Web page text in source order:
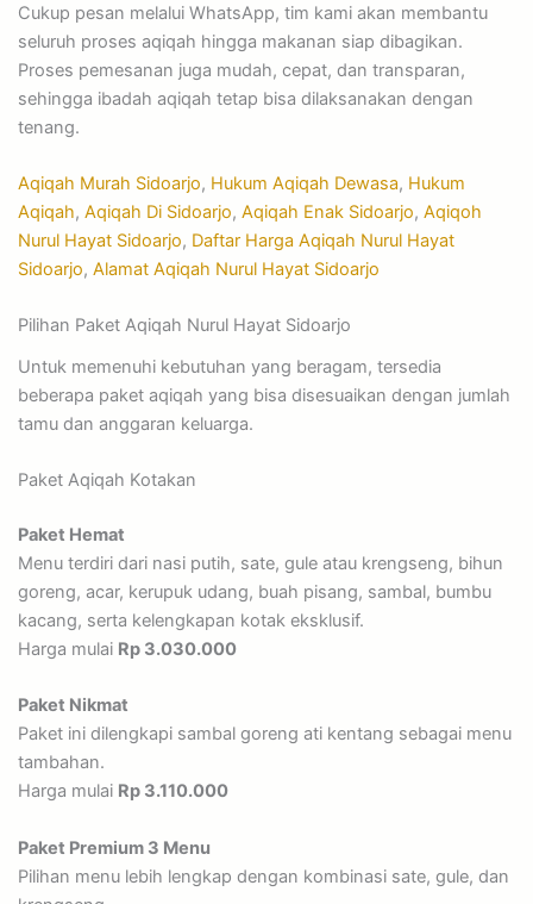
Cukup pesan melalui WhatsApp, tim kami akan membantu
seluruh proses aqiqah hingga makanan siap dibagikan.
Proses pemesanan juga mudah, cepat, dan transparan,
sehingga ibadah aqiqah tetap bisa dilaksanakan dengan
tenang.
Aqiqah Murah Sidoarjo, Hukum Aqiqah Dewasa, Hukum
Aqiqah, Aqiqah Di Sidoarjo, Aqiqah Enak Sidoarjo, Aqiqoh
Nurul Hayat Sidoarjo, Daftar Harga Aqiqah Nurul Hayat
Sidoarjo, Alamat Aqiqah Nurul Hayat Sidoarjo
Pilihan Paket Aqiqah Nurul Hayat Sidoarjo
Untuk memenuhi kebutuhan yang beragam, tersedia
beberapa paket aqiqah yang bisa disesuaikan dengan jumlah
tamu dan anggaran keluarga.
Paket Aqiqah Kotakan
Paket Hemat
Menu terdiri dari nasi putih, sate, gule atau krengseng, bihun
goreng, acar, kerupuk udang, buah pisang, sambal, bumbu
kacang, serta kelengkapan kotak eksklusif.
Harga mulai Rp 3.030.000
Paket Nikmat
Paket ini dilengkapi sambal goreng ati kentang sebagai menu
tambahan.
Harga mulai Rp 3.110.000
Paket Premium 3 Menu
Pilihan menu lebih lengkap dengan kombinasi sate, gule, dan